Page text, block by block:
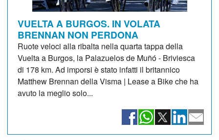
VUELTA A BURGOS. IN VOLATA
BRENNAN NON PERDONA
Ruote veloci alla ribalta nella quarta tappa della
Vuelta a Burgos, la Palazuelos de Muñó - Briviesca
di 178 km. Ad imporsi è stato infatti il britannico
Matthew Brennan della Visma | Lease a Bike che ha
avuto la meglio solo...